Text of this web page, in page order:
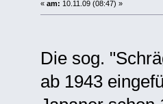
« am: 10.11.09 (08:47) »
Die sog.
ab 1943